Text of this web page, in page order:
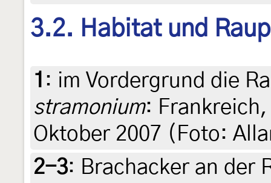
3.2. Habitat und
1 : im Vordergrund die
stramonium:
Oktober 2007 (Foto:
2-3: Brachacker an der